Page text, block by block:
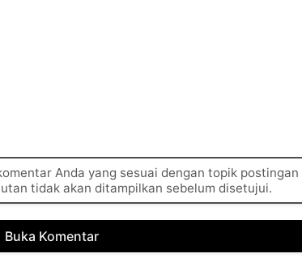
Anda yang sesuai dengan topik postingan
tidak akan ditampilkan sebelum disetujui.
Buka Komentar